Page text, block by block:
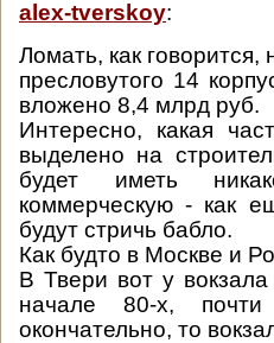
alex-tverskoy:
Ломать, как
пресловутого 14
вложено 8,4 млрд руб.
Интересно, какая
выделено на
будет иметь
коммерческую - как
будут стричь бабло.
Как будто в Москве и
В Твери вот у
начале 80-х,
окончательно, то